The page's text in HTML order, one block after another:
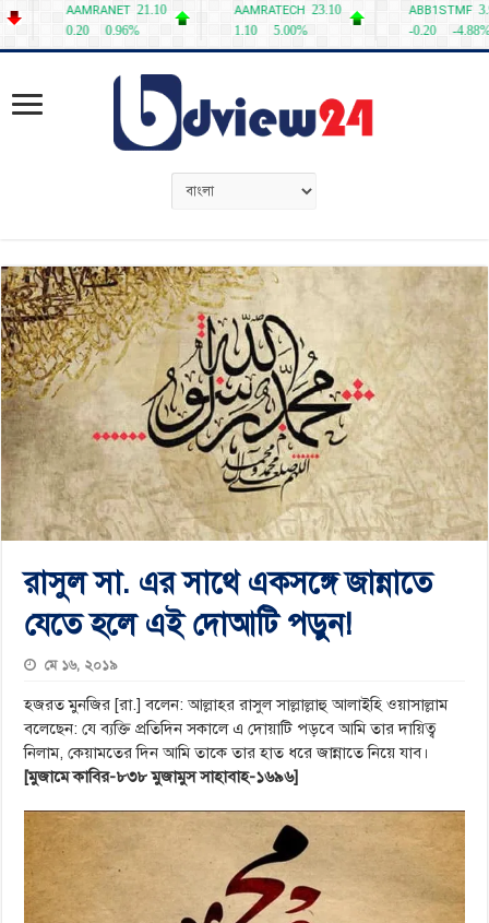
রাসুল সা. এর সাথে একসঙ্গে জান্নাতে
যেতে হলে এই দোআটি পড়ুন!
মে ১৬, ২০১৯
হজরত মুনজির [রা.] বলেন: আল্লাহর রাসুল সাল্লাল্লাহু আলাইহি ওয়াসাল্লাম
বলেছেন: যে ব্যক্তি প্রতিদিন সকালে এ দোয়াটি পড়বে আমি তার দায়িত্ব
নিলাম, কেয়ামতের দিন আমি তাকে তার হাত ধরে জান্নাতে নিয়ে যাব।
[মুজামে কাবির-৮৩৮ মুজামুস সাহাবাহ-১৬৯৬]